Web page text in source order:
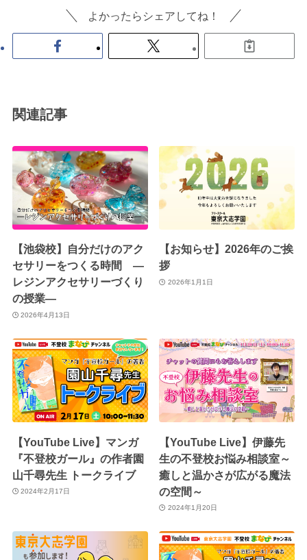
よかったらシェアしてね！
関連記事
【池袋校】自分だけのアク
セサリーをつくる時間 ―
レジンアクセサリーづくり
の授業―
2026年4月13日
【お知らせ】2026年のご挨
拶
2026年1月1日
【YouTube Live】マンガ
『不登校ガール』の作者園
山千尋先生 トークライブ
2024年2月17日
【YouTube Live】伊藤先
生の不登校お悩み相談室～
癒しと温かさが広がる魔法
の空間～
2024年1月20日